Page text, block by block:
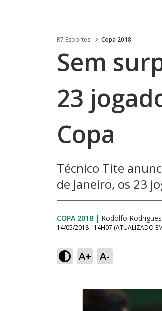
R7 Esportes Copa 2018
Sem
23
Copa
Técnico Tite
de Janeiro, os 23
COPA 2018 | Rodolfo
14/05/2018 - 14H07 (ATUALIZADO EM
A+ A-